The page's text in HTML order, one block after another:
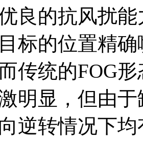
良的抗风扰
标的位置精
传统的FOG
明显，但由
逆转情况下